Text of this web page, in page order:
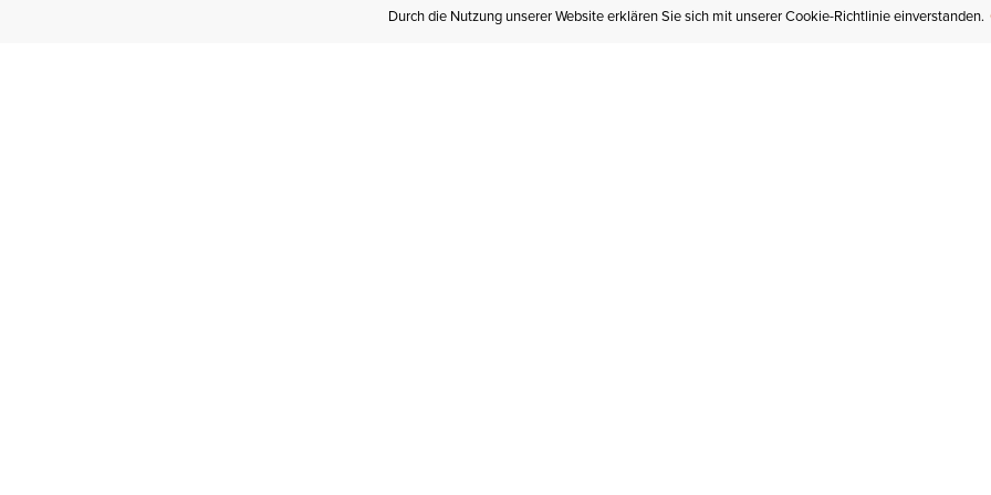
Durch die Nutzung unserer Website erklären Sie sich mit unserer Cookie-Richtlinie einverstanden.